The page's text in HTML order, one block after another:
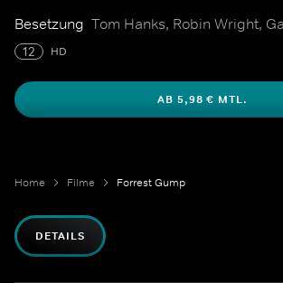
Besetzung Tom Hanks, Robin Wright,
12 HD
AB 5,98 € MTL.
Home Filme Forrest Gump
DETAILS